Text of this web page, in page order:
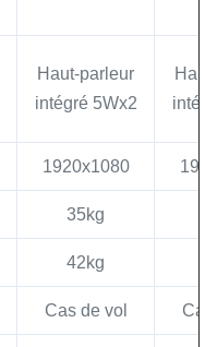
Haut-parleur
intégré 5Wx2
1920x1080
35kg
42kg
Cas de vol